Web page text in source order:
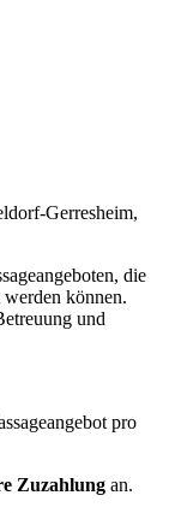
Gerresheim,
die
können.
und
pro
Zuzahlung an.